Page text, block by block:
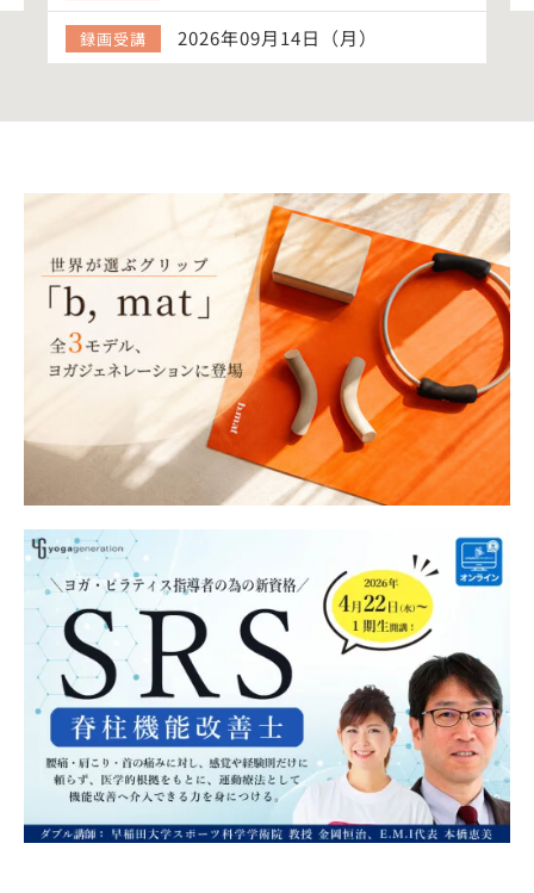
録画受講 2026年09月14日（月）